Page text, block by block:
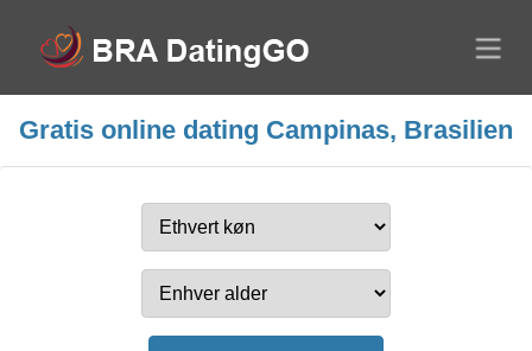
Gratis online dating Campinas, Brasilien